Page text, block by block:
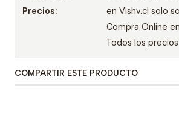
Precios:
en Vishv.cl solo
Compra Online
Todos los
COMPARTIR ESTE PRODUCTO